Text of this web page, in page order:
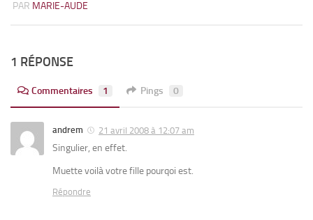
PAR MARIE-AUDE
1 RÉPONSE
Commentaires 1 Pings 0
andrem 21 avril 2008 à 12:07 am
Singulier, en effet.
Muette voilà votre fille pourqoi est.
Répondre